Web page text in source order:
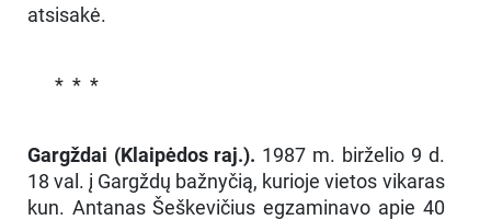
atsisakė.
* * *
Gargždai (Klaipėdos raj.). 1987 m. birželio 9 d.
18 val. į Gargždų bažnyčią, kurioje vietos vikaras
kun. Antanas Šeškevičius egzaminavo apie 40